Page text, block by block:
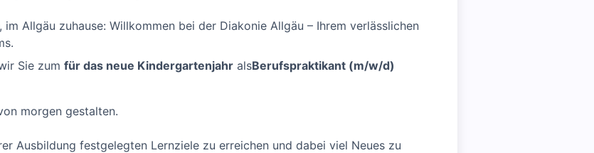
Allgäu zuhause: Willkommen bei der Diakonie Allgäu – Ihrem verlässlichen
Sie zum für das neue Kindergartenjahr alsBerufspraktikant (m/w/d)
morgen gestalten.
Ausbildung festgelegten Lernziele zu erreichen und dabei viel Neues zu